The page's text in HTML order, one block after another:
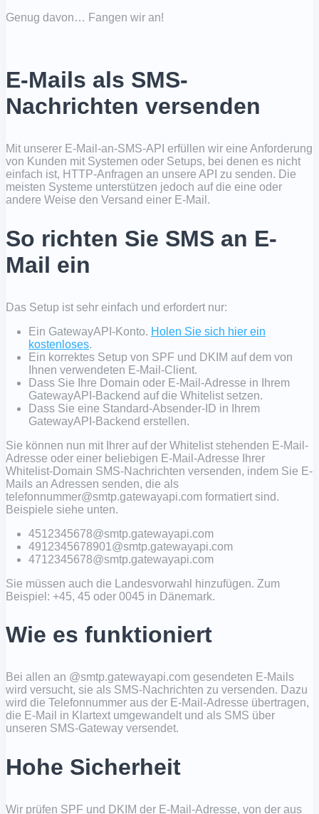
Genug davon… Fangen wir an!
E-Mails als SMS-
Nachrichten versenden
Mit unserer E-Mail-an-SMS-API erfüllen wir eine Anforderung
von Kunden mit Systemen oder Setups, bei denen es nicht
einfach ist, HTTP-Anfragen an unsere API zu senden. Die
meisten Systeme unterstützen jedoch auf die eine oder
andere Weise den Versand einer E-Mail.
So richten Sie SMS an E-
Mail ein
Das Setup ist sehr einfach und erfordert nur:
Ein GatewayAPI-Konto. Holen Sie sich hier ein
kostenloses.
Ein korrektes Setup von SPF und DKIM auf dem von
Ihnen verwendeten E-Mail-Client.
Dass Sie Ihre Domain oder E-Mail-Adresse in Ihrem
GatewayAPI-Backend auf die Whitelist setzen.
Dass Sie eine Standard-Absender-ID in Ihrem
GatewayAPI-Backend erstellen.
Sie können nun mit Ihrer auf der Whitelist stehenden E-Mail-
Adresse oder einer beliebigen E-Mail-Adresse Ihrer
Whitelist-Domain SMS-Nachrichten versenden, indem Sie E-
Mails an Adressen senden, die als
telefonnummer@smtp.gatewayapi.com formatiert sind.
Beispiele siehe unten.
4512345678@smtp.gatewayapi.com
4912345678901@smtp.gatewayapi.com
4712345678@smtp.gatewayapi.com
Sie müssen auch die Landesvorwahl hinzufügen. Zum
Beispiel: +45, 45 oder 0045 in Dänemark.
Wie es funktioniert
Bei allen an @smtp.gatewayapi.com gesendeten E-Mails
wird versucht, sie als SMS-Nachrichten zu versenden. Dazu
wird die Telefonnummer aus der E-Mail-Adresse übertragen,
die E-Mail in Klartext umgewandelt und als SMS über
unseren SMS-Gateway versendet.
Hohe Sicherheit
Wir prüfen SPF und DKIM der E-Mail-Adresse, von der aus